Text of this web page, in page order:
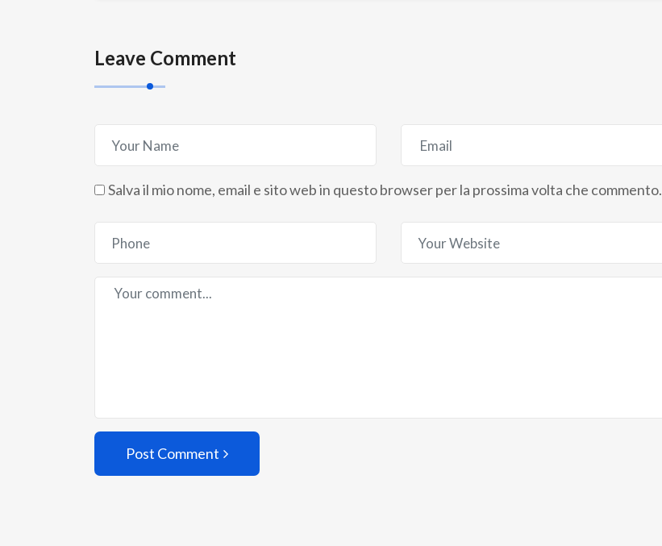
Leave Comment
Salva il mio nome, email e sito web in questo browser per la prossima volta che commento.
Post Comment